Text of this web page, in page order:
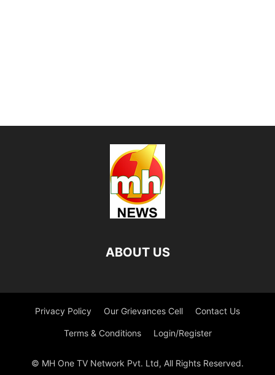
ABOUT US
Privacy Policy Our Grievances Cell Contact Us
Terms & Conditions Login/Register
© MH One TV Network Pvt. Ltd, All Rights Reserved.